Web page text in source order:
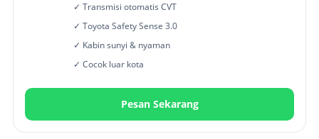
✓ Transmisi otomatis CVT
✓ Toyota Safety Sense 3.0
✓ Kabin sunyi & nyaman
✓ Cocok luar kota
Pesan Sekarang